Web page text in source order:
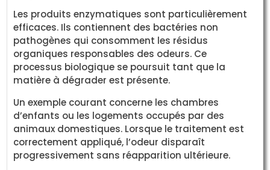
Les produits enzymatiques sont particulièrement
efficaces. Ils contiennent des bactéries non
pathogènes qui consomment les résidus
organiques responsables des odeurs. Ce
processus biologique se poursuit tant que la
matière à dégrader est présente.
Un exemple courant concerne les chambres
d’enfants ou les logements occupés par des
animaux domestiques. Lorsque le traitement est
correctement appliqué, l’odeur disparaît
progressivement sans réapparition ultérieure.